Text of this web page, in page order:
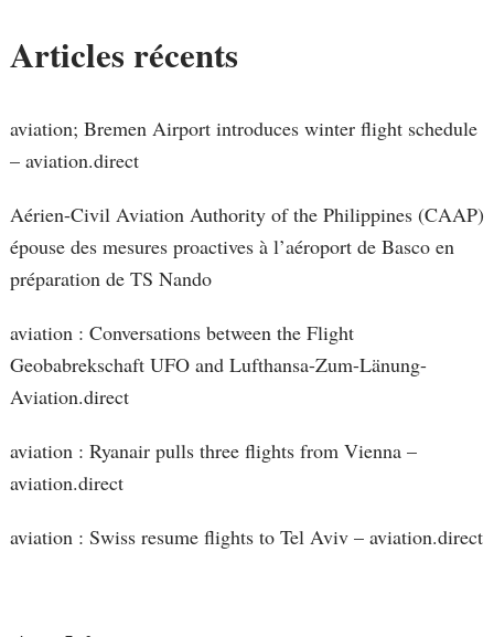
Articles récents
aviation; Bremen Airport introduces winter flight schedule
– aviation.direct
Aérien-Civil Aviation Authority of the Philippines (CAAP)
épouse des mesures proactives à l’aéroport de Basco en
préparation de TS Nando
aviation : Conversations between the Flight
Geobabrekschaft UFO and Lufthansa-Zum-Länung-
Aviation.direct
aviation : Ryanair pulls three flights from Vienna –
aviation.direct
aviation : Swiss resume flights to Tel Aviv – aviation.direct